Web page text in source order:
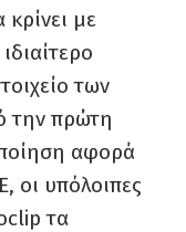
με
των
την πρώτη
αφορά
οι υπόλοιπες
τα